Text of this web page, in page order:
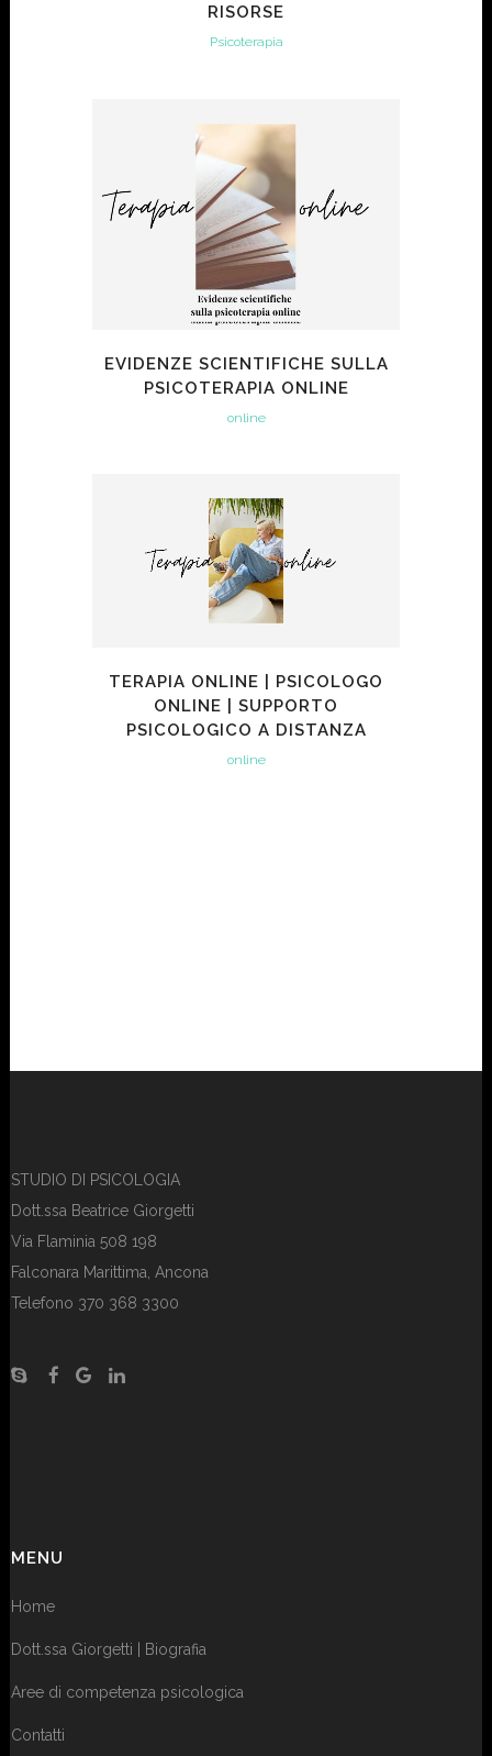
RISORSE
Psicoterapia
EVIDENZE SCIENTIFICHE SULLA
PSICOTERAPIA ONLINE
online
TERAPIA ONLINE | PSICOLOGO
ONLINE | SUPPORTO
PSICOLOGICO A DISTANZA
online
STUDIO DI PSICOLOGIA
Dott.ssa Beatrice Giorgetti
Via Flaminia 508 198
Falconara Marittima, Ancona
Telefono 370 368 3300
MENU
Home
Dott.ssa Giorgetti | Biografia
Aree di competenza psicologica
Contatti